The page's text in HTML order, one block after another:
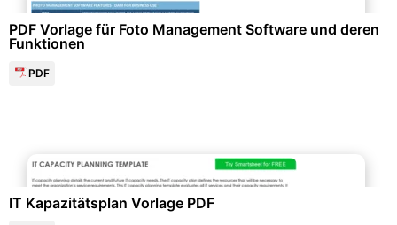
PDF Vorlage für Foto Management Software und deren
Funktionen
PDF
IT Kapazitätsplan Vorlage PDF